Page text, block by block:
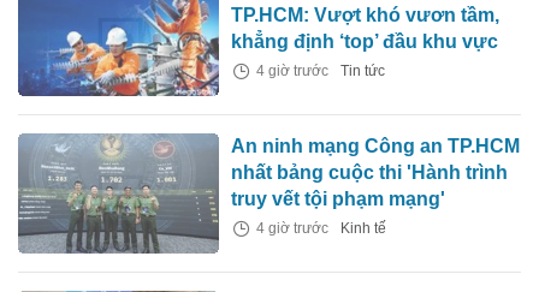
TP.HCM: Vượt khó vươn tầm,
khẳng định ‘top’ đầu khu vực
4 giờ trước Tin tức
An ninh mạng Công an TP.HCM
nhất bảng cuộc thi 'Hành trình
truy vết tội phạm mạng'
4 giờ trước Kinh tế